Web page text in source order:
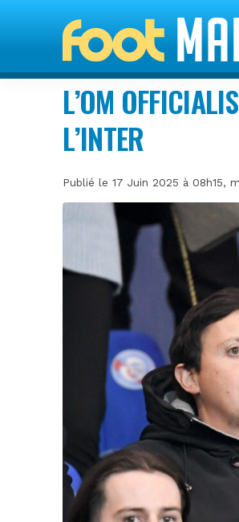
L’OM
L’INTER
Publié le 17 Juin 2025 à 08h15,